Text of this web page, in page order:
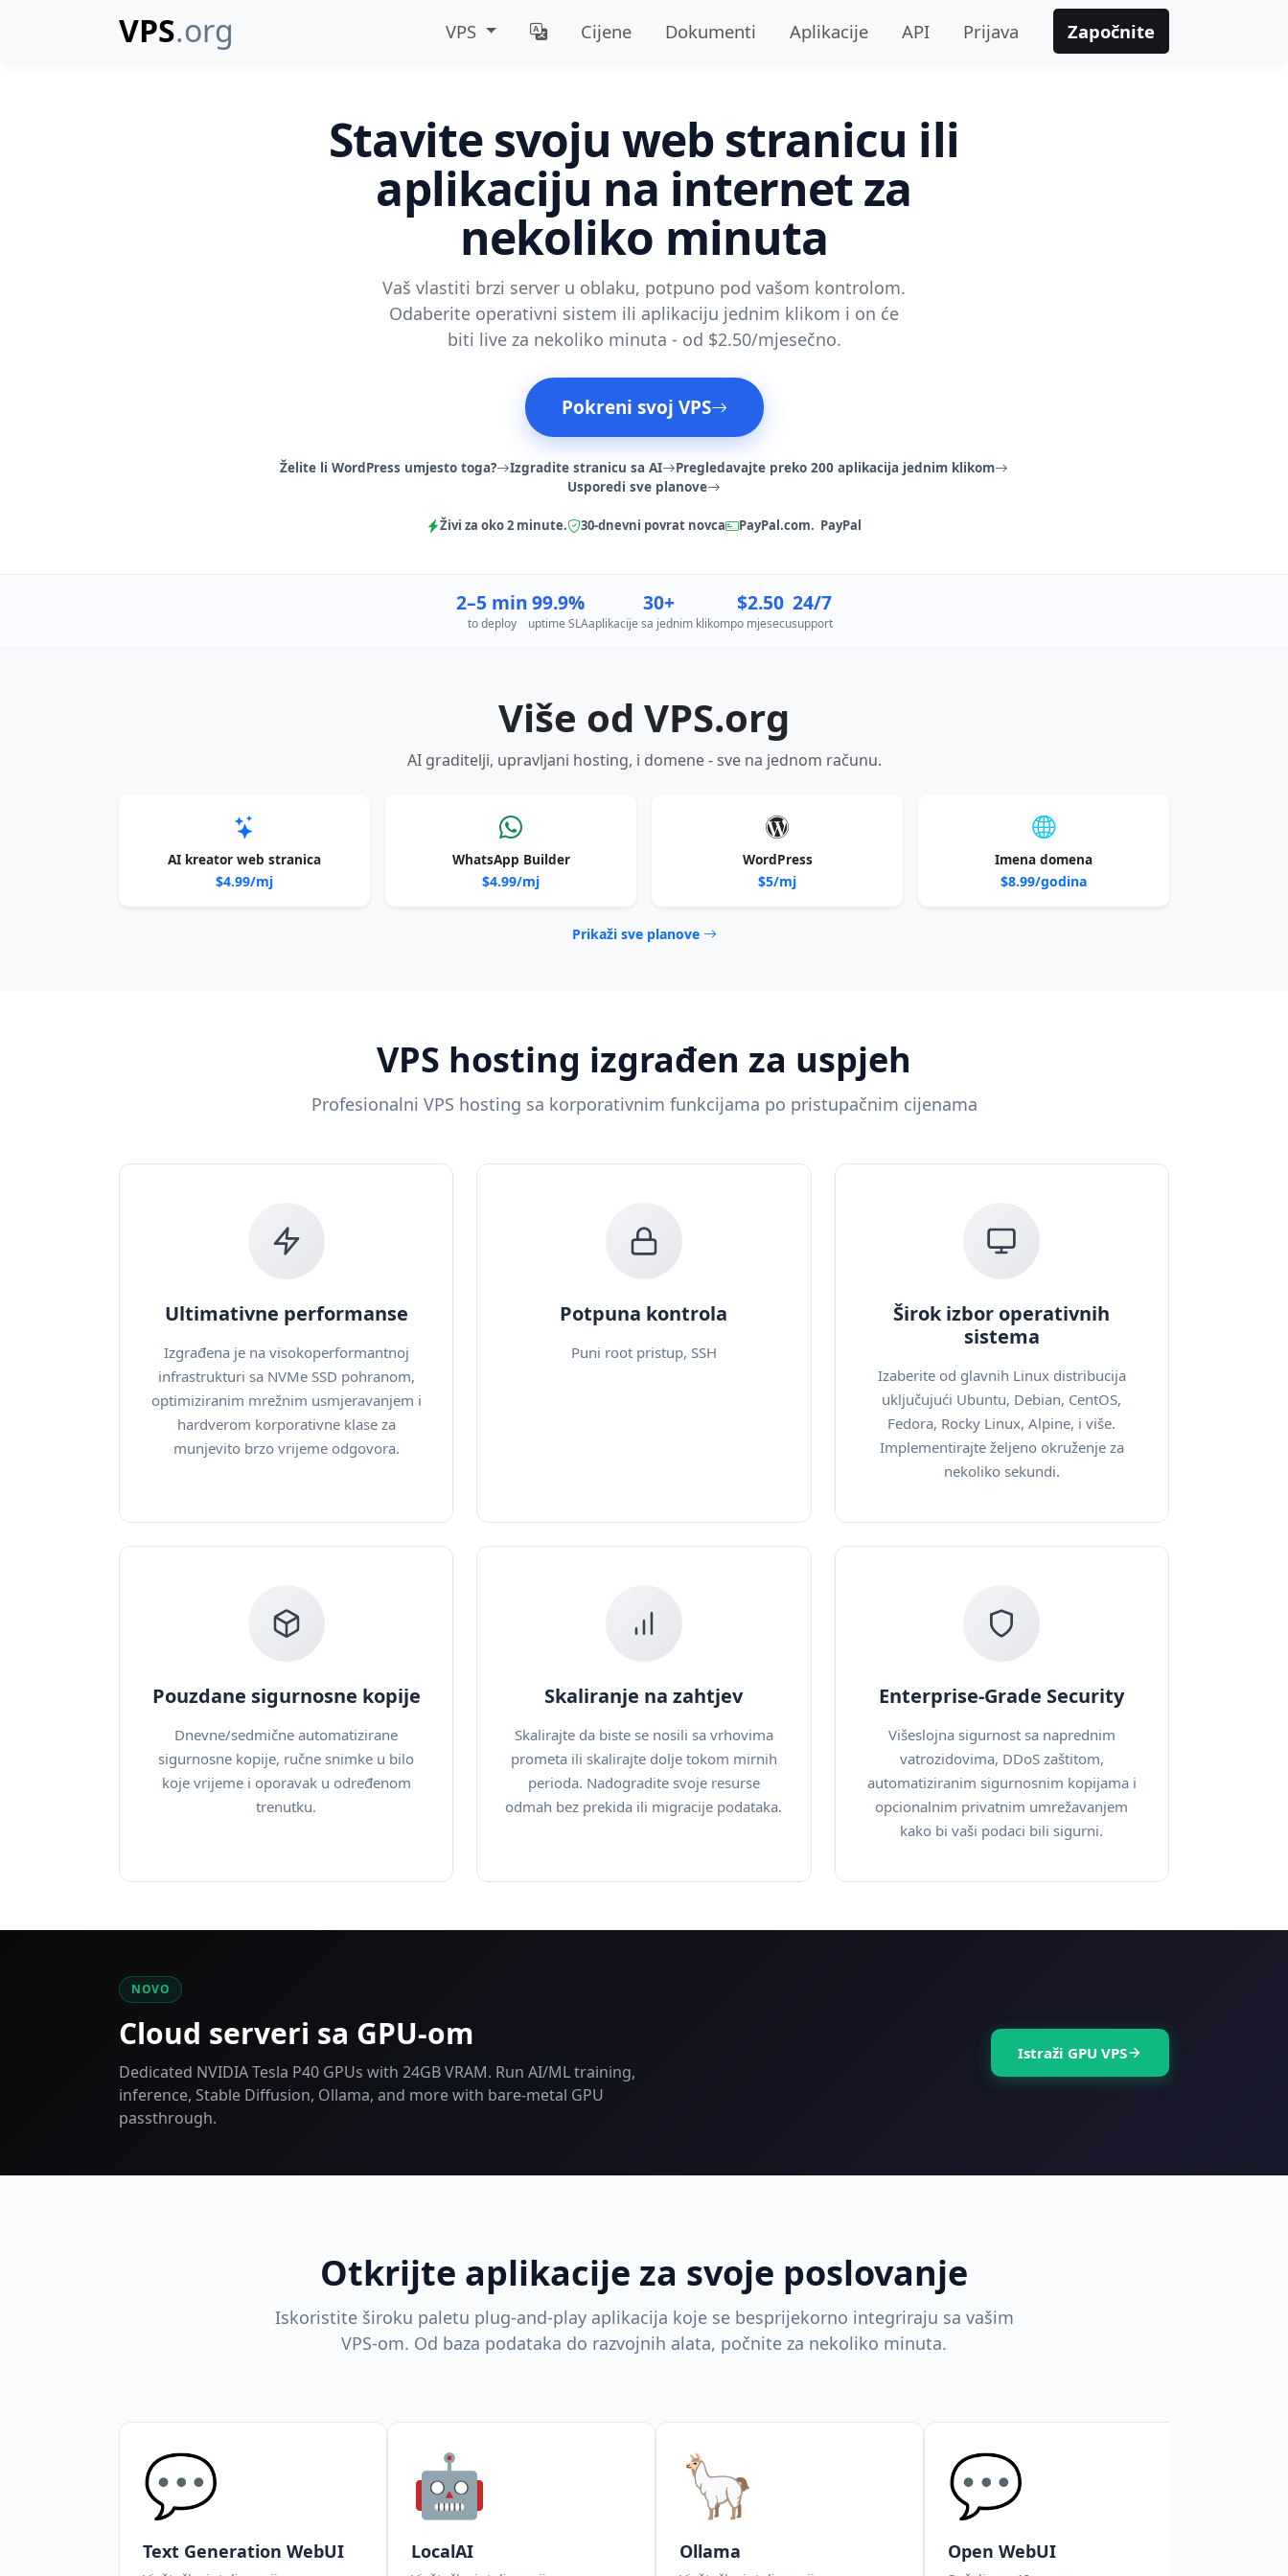
VPS.org VPS Cijene Dokumenti Aplikacije API Prijava Započnite
Stavite svoju web stranicu ili
aplikaciju na internet za
nekoliko minuta
Vaš vlastiti brzi server u oblaku, potpuno pod vašom kontrolom.
Odaberite operativni sistem ili aplikaciju jednim klikom i on će
biti live za nekoliko minuta - od $2.50/mjesečno.
Pokreni svoj VPS
Želite li WordPress umjesto toga? Izgradite stranicu sa AI
Pregledavajte preko 200 aplikacija jednim klikom
Usporedi sve planove
Živi za oko 2 minute. 30-dnevni povrat novca PayPal.com. PayPal
2–5 min
to deploy
99.9%
uptime SLA
30+
aplikacije sa jednim klikom
$2.50
po mjesecu
24/7
support
Više od VPS.org
AI graditelji, upravljani hosting, i domene - sve na jednom računu.
AI kreator web stranica
$4.99/mj
WhatsApp Builder
$4.99/mj
WordPress
$5/mj
Imena domena
$8.99/godina
Prikaži sve planove
VPS hosting izgrađen za uspjeh
Profesionalni VPS hosting sa korporativnim funkcijama po pristupačnim cijenama
Ultimativne performanse
Izgrađena je na visokoperformantnoj
infrastrukturi sa NVMe SSD pohranom,
optimiziranim mrežnim usmjeravanjem i
hardverom korporativne klase za
munjevito brzo vrijeme odgovora.
Potpuna kontrola
Puni root pristup, SSH
Širok izbor operativnih
sistema
Izaberite od glavnih Linux distribucija
uključujući Ubuntu, Debian, CentOS,
Fedora, Rocky Linux, Alpine, i više.
Implementirajte željeno okruženje za
nekoliko sekundi.
Pouzdane sigurnosne kopije
Dnevne/sedmične automatizirane
sigurnosne kopije, ručne snimke u bilo
koje vrijeme i oporavak u određenom
trenutku.
Skaliranje na zahtjev
Skalirajte da biste se nosili sa vrhovima
prometa ili skalirajte dolje tokom mirnih
perioda. Nadogradite svoje resurse
odmah bez prekida ili migracije podataka.
Enterprise-Grade Security
Višeslojna sigurnost sa naprednim
vatrozidovima, DDoS zaštitom,
automatiziranim sigurnosnim kopijama i
opcionalnim privatnim umrežavanjem
kako bi vaši podaci bili sigurni.
NOVO
Cloud serveri sa GPU-om
Dedicated NVIDIA Tesla P40 GPUs with 24GB VRAM. Run AI/ML training,
inference, Stable Diffusion, Ollama, and more with bare-metal GPU
passthrough.
Istraži GPU VPS
Otkrijte aplikacije za svoje poslovanje
Iskoristite široku paletu plug-and-play aplikacija koje se besprijekorno integriraju sa vašim
VPS-om. Od baza podataka do razvojnih alata, počnite za nekoliko minuta.
💬
Text Generation WebUI
🤖
LocalAI
🦙
Ollama
💬
Open WebUI